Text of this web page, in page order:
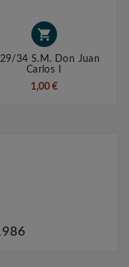

34 S.M. Don Juan
Carlos I
1,00 €